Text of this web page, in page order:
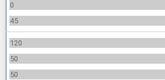
0
45
120
50
50